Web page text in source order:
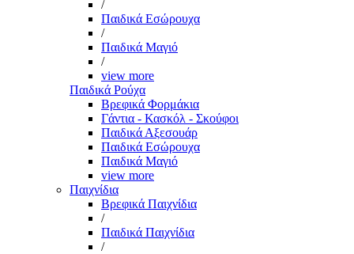
/
Παιδικά Εσώρουχα
/
Παιδικά Μαγιό
/
view more
Παιδικά Ρούχα
Βρεφικά Φορμάκια
Γάντια - Κασκόλ - Σκούφοι
Παιδικά Αξεσουάρ
Παιδικά Εσώρουχα
Παιδικά Μαγιό
view more
Παιχνίδια
Βρεφικά Παιχνίδια
/
Παιδικά Παιχνίδια
/